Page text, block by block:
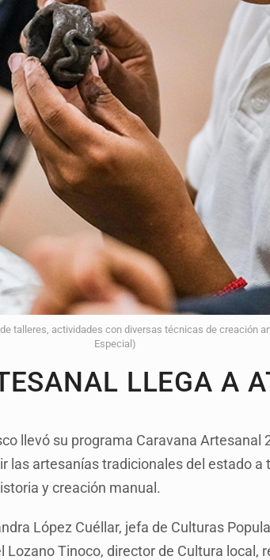
'El Ruso', objetivo prioritario por homicidios
dictámenes y desalojo de vecinos en
no representa un riesgo epidemiológico masivo
a Guadalupe “N” por huachicol
como la más bella de 2026 en People en
talleres, actividades con diversas técnicas de creación
Especial)
LLEGA A
llevó su programa Caravana Artesanal
las artesanías tradicionales del estado a
y creación manual.
López Cuéllar, jefa de Culturas
Lozano Tinoco, director de Cultura local,